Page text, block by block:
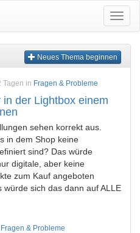
Neues Thema beginnen
Tagen in Fragen & Probleme
der Lightbox einem
sehen korrekt aus.
in dem Shop keine
sind? Das würde
digitale, aber keine
zum Kauf angeboten
würde sich das dann auf ALLE
Fragen & Probleme